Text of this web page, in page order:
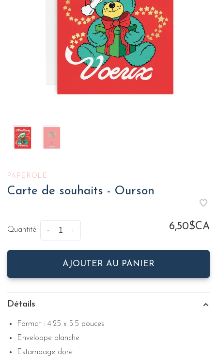
PAPEROLE
Carte de souhaits - Ourson
Quantité: +
- 6,50$CA
AJOUTER AU PANIER
Détails
Format : 4.25 x 5.5 pouces
Enveloppe blanche
Estampage doré